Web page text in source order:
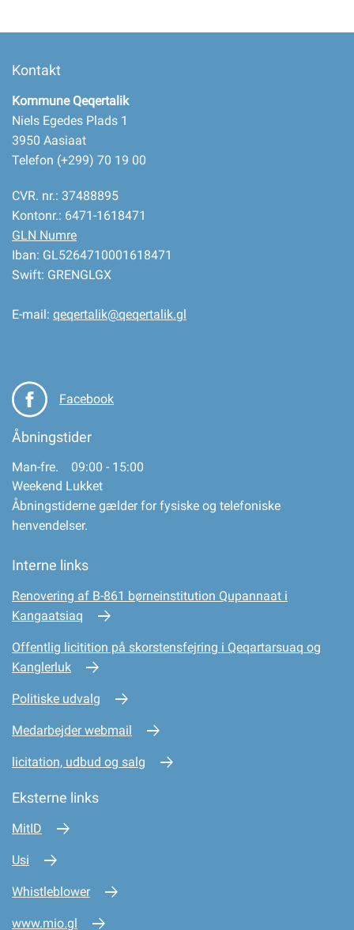
Kontakt
Kommune Qeqertalik
Niels Egedes Plads 1
3950 Aasiaat
Telefon (+299) 70 19 00
CVR. nr.: 37488895
Kontonr.: 6471-1618471
GLN Numre
Iban: GL5264710001618471
Swift: GRENGLGX
E-mail: qeqertalik@qeqertalik.gl
Facebook
Åbningstider
Man-fre. 09:00 - 15:00
Weekend Lukket
Åbningstiderne gælder for fysiske og telefoniske
henvendelser.
Interne links
Renovering af B-861 børneinstitution Qupannaat i
Kangaatsiaq
Offentlig licitition på skorstensfejring i Qeqartarsuaq og
Kanglerluk
Politiske udvalg
Medarbejder webmail
licitation, udbud og salg
Eksterne links
MitID
Usi
Whistleblower
www.mio.gl